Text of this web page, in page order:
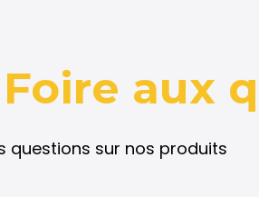
Foire aux
questions sur nos produits